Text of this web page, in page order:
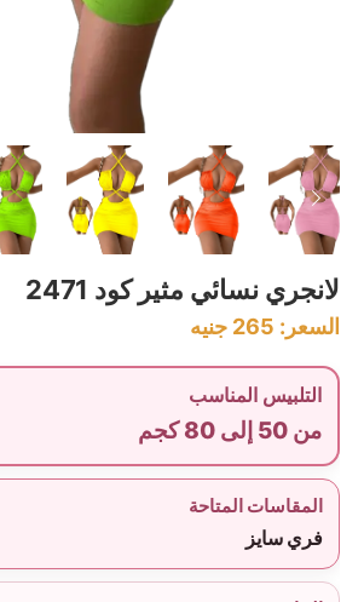
لانجري نسائي مثير كود 2471
السعر: 265 جنيه
التلبيس المناسب
من 50 إلى 80 كجم
المقاسات المتاحة
فري سايز